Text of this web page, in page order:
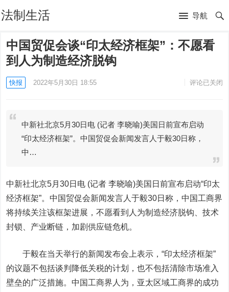
法制生活 导航
中国贸促会谈“印太经济框架”：不愿看
到人为制造经济脱钩
快报 2022年5月30日 18:55 评论已关闭
中新社北京5月30日电 (记者 李晓喻)美国日前宣布启动
“印太经济框架”。中国贸促会新闻发言人于毅30日称，
中…
中新社北京5月30日电 (记者 李晓喻)美国日前宣布启动“印太
经济框架”。中国贸促会新闻发言人于毅30日称，中国工商界
将持续关注该框架进展，不愿看到人为制造经济脱钩、技术
封锁、产业断链，加剧供应链危机。
于毅在当天举行的新闻发布会上表示，“印太经济框架”
的议题不包括谈判降低关税的计划，也不包括清除市场准入
壁垒的广泛措施。中国工商界人为，亚太区域工商界的成功